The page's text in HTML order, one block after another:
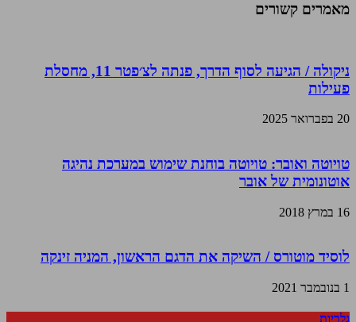
מאמרים קשורים
ניקולה / הגיעה לסוף הדרך, פנתה לצ׳פטר 11, מחסלת
פעילות
20 בפברואר 2025
טויוטה ואובר: טויוטה בוחנת שימוש במערכת נהיגה
אוטונומית של אובר
16 במרץ 2018
לוסיד מוטורס / השיקה את הדגם הראשון, המניה זינקה
1 בנובמבר 2021
גלריות